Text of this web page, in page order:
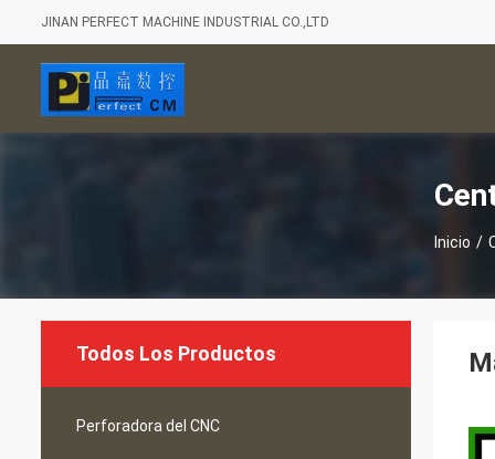
JINAN PERFECT MACHINE INDUSTRIAL CO.,LTD
Inicio /
Todos Los Productos
Perforadora del CNC